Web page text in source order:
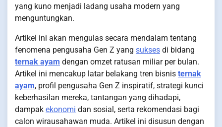
yang kuno menjadi ladang usaha modern yang
menguntungkan.
Artikel ini akan mengulas secara mendalam tentang
fenomena pengusaha Gen Z yang sukses di bidang
ternak ayam dengan omzet ratusan miliar per bulan.
Artikel ini mencakup latar belakang tren bisnis ternak
ayam, profil pengusaha Gen Z inspiratif, strategi kunci
keberhasilan mereka, tantangan yang dihadapi,
dampak ekonomi dan sosial, serta rekomendasi bagi
calon wirausahawan muda. Artikel ini disusun dengan